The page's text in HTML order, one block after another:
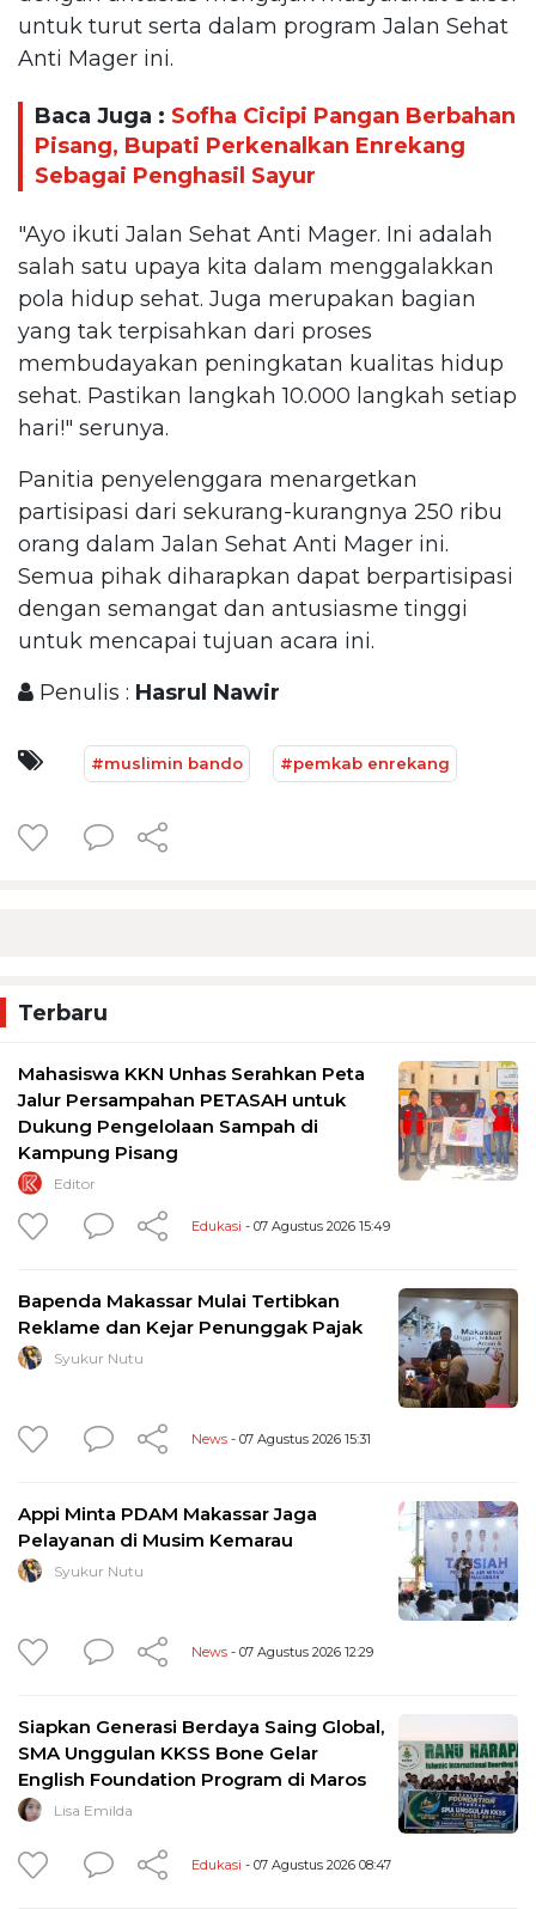
untuk turut serta dalam program Jalan Sehat
Anti Mager ini.
Baca Juga : Sofha Cicipi Pangan Berbahan
Pisang, Bupati Perkenalkan Enrekang
Sebagai Penghasil Sayur
"Ayo ikuti Jalan Sehat Anti Mager. Ini adalah
salah satu upaya kita dalam menggalakkan
pola hidup sehat. Juga merupakan bagian
yang tak terpisahkan dari proses
membudayakan peningkatan kualitas hidup
sehat. Pastikan langkah 10.000 langkah setiap
hari!" serunya.
Panitia penyelenggara menargetkan
partisipasi dari sekurang-kurangnya 250 ribu
orang dalam Jalan Sehat Anti Mager ini.
Semua pihak diharapkan dapat berpartisipasi
dengan semangat dan antusiasme tinggi
untuk mencapai tujuan acara ini.
Penulis : Hasrul Nawir
#muslimin bando #pemkab enrekang
Terbaru
Mahasiswa KKN Unhas Serahkan Peta
Jalur Persampahan PETASAH untuk
Dukung Pengelolaan Sampah di
Kampung Pisang
Editor
Edukasi - 07 Agustus 2026 15:49
Bapenda Makassar Mulai Tertibkan
Reklame dan Kejar Penunggak Pajak
Syukur Nutu
News - 07 Agustus 2026 15:31
Appi Minta PDAM Makassar Jaga
Pelayanan di Musim Kemarau
Syukur Nutu
News - 07 Agustus 2026 12:29
Siapkan Generasi Berdaya Saing Global,
SMA Unggulan KKSS Bone Gelar
English Foundation Program di Maros
Lisa Emilda
Edukasi - 07 Agustus 2026 08:47